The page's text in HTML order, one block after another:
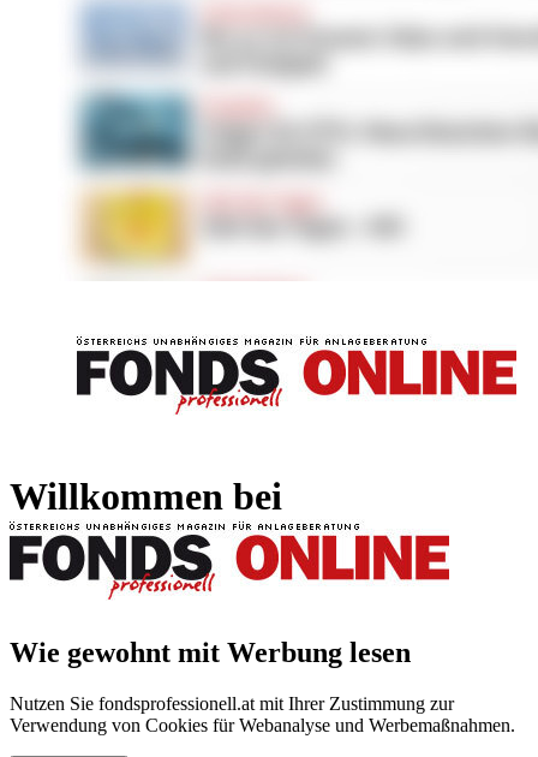
Willkommen bei
Wie gewohnt mit Werbung lesen
Nutzen Sie fondsprofessionell.at mit Ihrer Zustimmung zur
Verwendung von Cookies für Webanalyse und Werbemaßnahmen.